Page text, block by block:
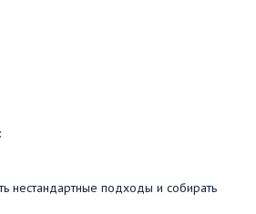
нестандартные подходы и собирать